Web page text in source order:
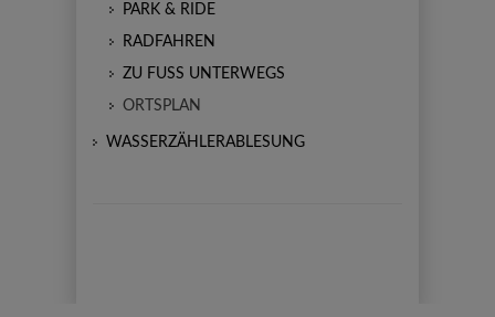
PARK & RIDE
RADFAHREN
ZU FUSS UNTERWEGS
ORTSPLAN
WASSERZÄHLERABLESUNG